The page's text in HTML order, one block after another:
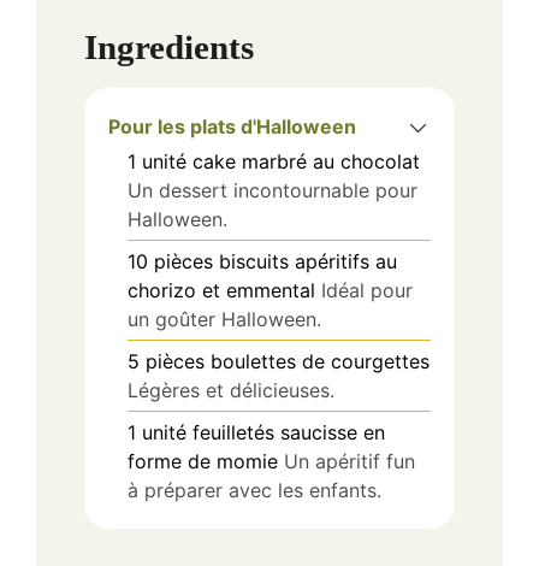
Ingredients
Pour les plats d'Halloween
1 unité cake marbré au chocolat
Un dessert incontournable pour
Halloween.
10 pièces biscuits apéritifs au
chorizo et emmental Idéal pour
un goûter Halloween.
5 pièces boulettes de courgettes
Légères et délicieuses.
1 unité feuilletés saucisse en
forme de momie Un apéritif fun
à préparer avec les enfants.